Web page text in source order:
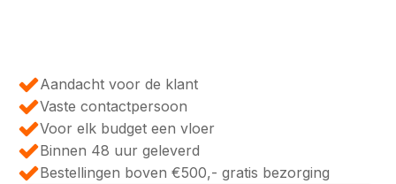
Aandacht voor de klant
Vaste contactpersoon
Voor elk budget een vloer
Binnen 48 uur geleverd
Bestellingen boven €500,- gratis bezorging